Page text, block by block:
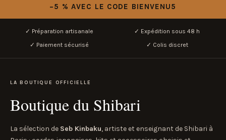
−5 % AVEC LE CODE BIENVENU5
✓ Préparation artisanale
✓ Expédition sous 48 h
✓ Paiement sécurisé
✓ Colis discret
LA BOUTIQUE OFFICIELLE
Boutique du Shibari
La sélection de Seb Kinbaku, artiste et enseignant de Shibari à